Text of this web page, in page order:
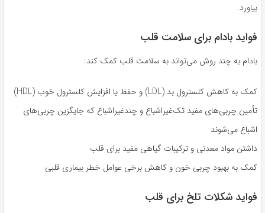
بیاورد.
فواید بادام برای سلامت قلب
بادام به چند روش می‌تواند به سلامت قلب کمک کند:
کمک به کاهش کلسترول بد (LDL) و حفظ یا افزایش کلسترول خوب (HDL)
تأمین چربی‌های مفید تک‌غیراشباع و چندغیراشباع که جایگزین چربی‌های
اشباع می‌شوند
داشتن مواد معدنی و ترکیبات گیاهی مفید برای قلب
کمک به بهبود چربی خون و کاهش برخی عوامل خطر بیماری قلبی
فواید شکلات تلخ برای قلب